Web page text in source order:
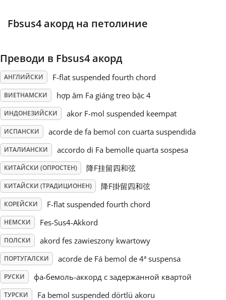
Polski
Português
Русский
Svenska
Tiếng Việt
Türkçe
Українська
简体中文
Fbsus4 акорд на петолиние
Преводи в Fbsus4 акорд
АНГЛИЙСКИ F-flat suspended fourth chord
ВИЕТНАМСКИ hợp âm Fa giáng treo bậc 4
ИНДОНЕЗИЙСКИ akor F-mol suspended keempat
ИСПАНСКИ acorde de fa bemol con cuarta suspendida
ИТАЛИАНСКИ accordo di Fa bemolle quarta sospesa
КИТАЙСКИ (ОПРОСТЕН) 降F挂留四和弦
КИТАЙСКИ (ТРАДИЦИОНЕН) 降F掛留四和弦
КОРЕЙСКИ F-flat suspended fourth chord
НЕМСКИ Fes-Sus4-Akkord
ПОЛСКИ akord fes zawieszony kwartowy
ПОРТУГАЛСКИ acorde de Fá bemol de 4ª suspensa
РУСКИ фа-бемоль-аккорд с задержанной квартой
ТУРСКИ Fa bemol suspended dörtlü akoru